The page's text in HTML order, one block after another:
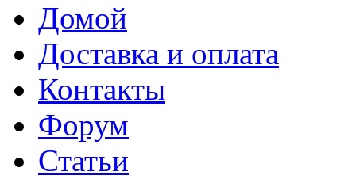
Домой
Доставка и оплата
Контакты
Форум
Статьи